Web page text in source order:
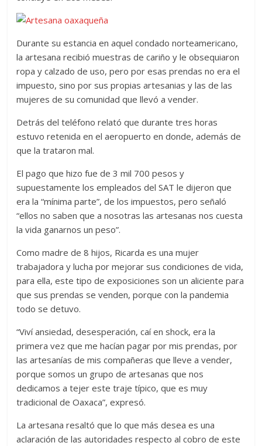
Durante su estancia en aquel condado norteamericano,
la artesana recibió muestras de cariño y le obsequiaron
ropa y calzado de uso, pero por esas prendas no era el
impuesto, sino por sus propias artesanias y las de las
mujeres de su comunidad que llevó a vender.
Detrás del teléfono relató que durante tres horas
estuvo retenida en el aeropuerto en donde, además de
que la trataron mal.
El pago que hizo fue de 3 mil 700 pesos y
supuestamente los empleados del SAT le dijeron que
era la “mínima parte”, de los impuestos, pero señaló
“ellos no saben que a nosotras las artesanas nos cuesta
la vida ganarnos un peso”.
Como madre de 8 hijos, Ricarda es una mujer
trabajadora y lucha por mejorar sus condiciones de vida,
para ella, este tipo de exposiciones son un aliciente para
que sus prendas se venden, porque con la pandemia
todo se detuvo.
“Viví ansiedad, desesperación, caí en shock, era la
primera vez que me hacían pagar por mis prendas, por
las artesanías de mis compañeras que lleve a vender,
porque somos un grupo de artesanas que nos
dedicamos a tejer este traje típico, que es muy
tradicional de Oaxaca”, expresó.
La artesana resaltó que lo que más desea es una
aclaración de las autoridades respecto al cobro de este